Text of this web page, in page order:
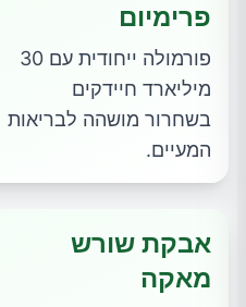
פרימיום
פורמולה ייחודית עם 30
מיליארד חיידקים
בשחרור מושהה לבריאות
המעיים.
אבקת שורש
מאקה